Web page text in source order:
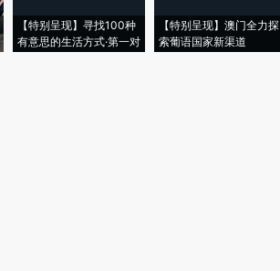
【特别呈现】寻找100种
有意思的生活方式·第一对
【特别呈现】澳门全力探
索葡语国家新渠道